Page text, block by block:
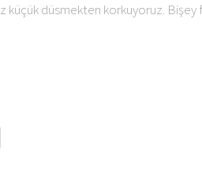
küçük düsmekten korkuyoruz.